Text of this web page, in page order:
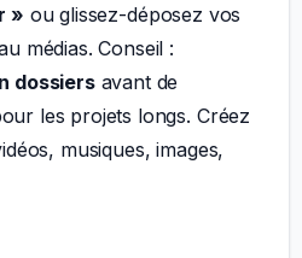
» ou glissez-déposez vos
médias. Conseil :
dossiersavant de
les projets longs. Créez
musiques, images,